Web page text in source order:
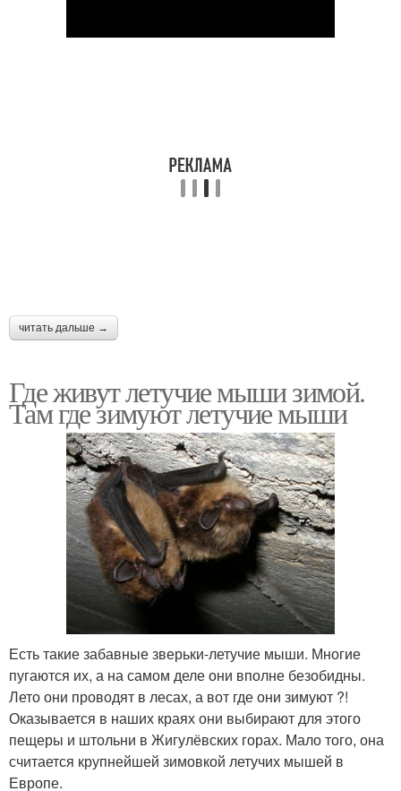
читать дальше →
Где живут летучие мыши зимой.
Там где зимуют летучие мыши
Есть такие забавные зверьки-летучие мыши. Многие
пугаются их, а на самом деле они вполне безобидны.
Лето они проводят в лесах, а вот где они зимуют ?!
Оказывается в наших краях они выбирают для этого
пещеры и штольни в Жигулёвских горах. Мало того, она
считается крупнейшей зимовкой летучих мышей в
Европе.